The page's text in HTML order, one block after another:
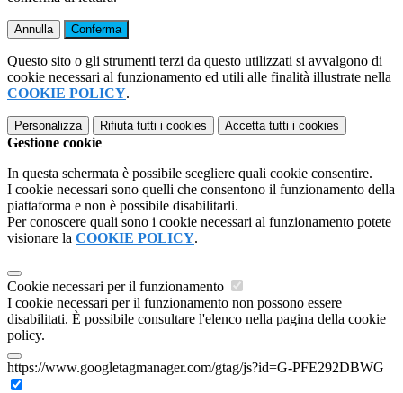
Annulla Conferma
Questo sito o gli strumenti terzi da questo utilizzati si avvalgono di
cookie necessari al funzionamento ed utili alle finalità illustrate nella
COOKIE POLICY.
Personalizza Rifiuta tutti i cookies Accetta tutti i cookies
Gestione cookie
In questa schermata è possibile scegliere quali cookie consentire.
I cookie necessari sono quelli che consentono il funzionamento della
piattaforma e non è possibile disabilitarli.
Per conoscere quali sono i cookie necessari al funzionamento potete
visionare la COOKIE POLICY.
Cookie necessari per il funzionamento
I cookie necessari per il funzionamento non possono essere
disabilitati. È possibile consultare l'elenco nella pagina della cookie
policy.
https://www.googletagmanager.com/gtag/js?id=G-PFE292DBWG